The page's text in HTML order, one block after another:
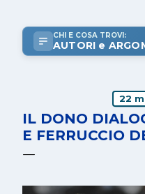
CHI E COSA TROVI:
AUTORI e
22
IL DONO
E FERRUCCIO